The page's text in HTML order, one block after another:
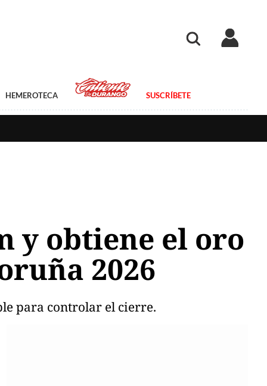
HEMEROTECA SUSCRÍBETE
y obtiene el oro
2026
para controlar el cierre.